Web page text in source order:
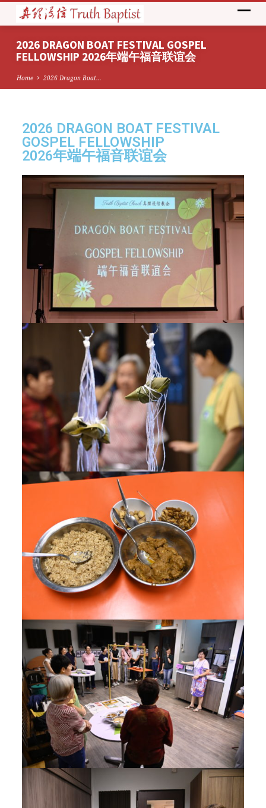
2026 DRAGON BOAT FESTIVAL GOSPEL
FELLOWSHIP 2026年端午福音联谊会
Home 2026 Dragon Boat…
2026
DRAGON
BOAT
FESTIVAL
GOSPEL
FELLOWSHIP
年
端
午
谊
会
2026 DRAGON BOAT FESTIVAL
GOSPEL FELLOWSHIP
2026年端午福音联谊会